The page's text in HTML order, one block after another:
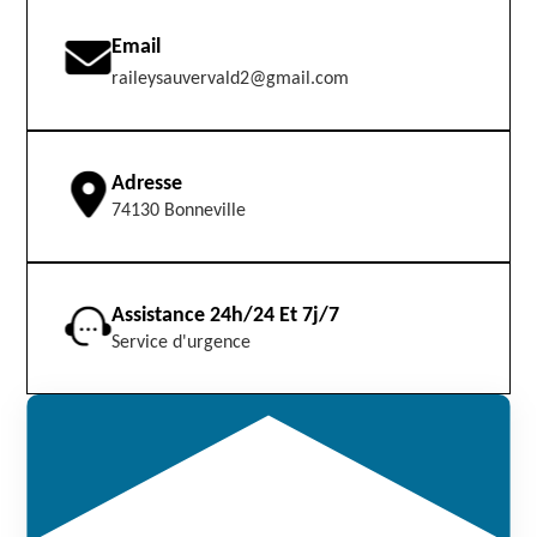
Email
raileysauvervald2@gmail.com
Adresse
74130 Bonneville
Assistance 24h/24 Et 7j/7
Service d'urgence